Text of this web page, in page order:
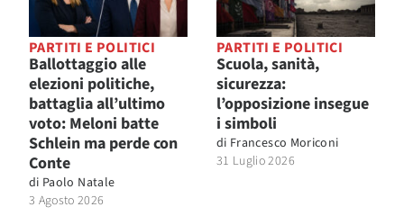
PARTITI E POLITICI
Ballottaggio alle
elezioni politiche,
battaglia all’ultimo
voto: Meloni batte
Schlein ma perde con
Conte
di Paolo Natale
3 Agosto 2026
PARTITI E POLITICI
Scuola, sanità,
sicurezza:
l’opposizione insegue
i simboli
di Francesco Moriconi
31 Luglio 2026